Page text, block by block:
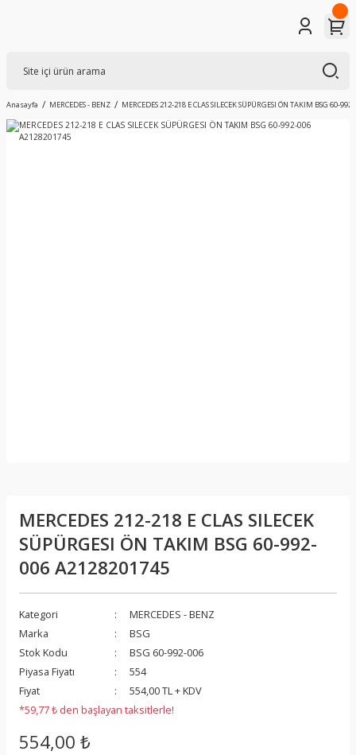
Anasayfa MERCEDES - BENZ MERCEDES 212-218 E CLAS SILECEK SÜPÜRGESI ÖN TAKIM BSG 60-
MERCEDES 212-218 E CLAS SILECEK
SÜPÜRGESI ÖN TAKIM BSG 60-992-
006 A2128201745
Kategori
MERCEDES - BENZ
Marka
BSG
Stok Kodu
BSG 60-992-006
Piyasa Fiyatı
554
Fiyat
554,00 TL + KDV
*59,77 ₺ den başlayan taksitlerle!
554,00 ₺